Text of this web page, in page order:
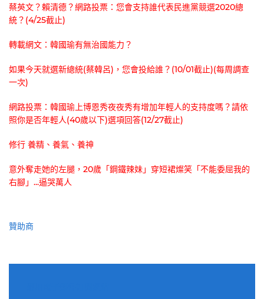
蔡英文？賴清德？網路投票：您會支持誰代表民進黨競選2020總
統？(4/25截止)
轉載網文：韓國瑜有無治國能力？
如果今天就選新總統(蔡韓呂)，您會投給誰？(10/01截止)(每周調查
一次)
網路投票：韓國瑜上博恩秀夜夜秀有增加年輕人的支持度嗎？請依
照你是否年輕人(40歲以下)選項回答(12/27截止)
修行 養精、養氣、養神
意外奪走她的左腿，20歲「鋼鐵辣妹」穿短裙燦笑「不能委屈我的
右腳」...逼哭萬人
贊助商